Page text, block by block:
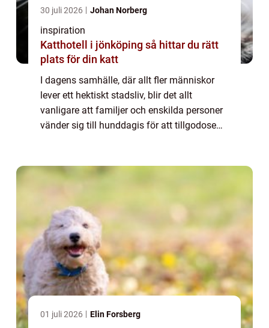
30 juli 2026 Johan Norberg
inspiration
Katthotell i jönköping så hittar du rätt
plats för din katt
I dagens samhälle, där allt fler människor
lever ett hektiskt stadsliv, blir det allt
vanligare att familjer och enskilda personer
vänder sig till hunddagis för att tillgodose
01 juli 2026 Elin Forsberg